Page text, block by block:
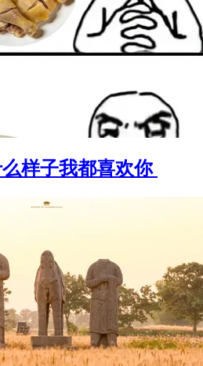
样子我都喜欢你